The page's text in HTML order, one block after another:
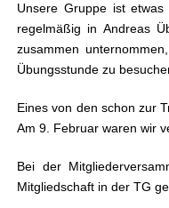
Unsere Gruppe ist
regelmäßig in Andreas
zusammen
Übungsstunde zu
Eines von den schon zur
Am 9. Februar waren wir
Bei der
Mitgliedschaft in der TG